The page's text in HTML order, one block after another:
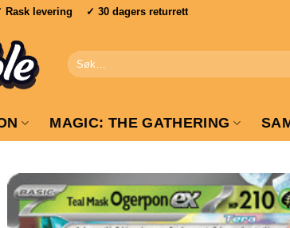
levering ✓ 30 dagers returrett
Søk
etter:
MAGIC: THE GATHERING